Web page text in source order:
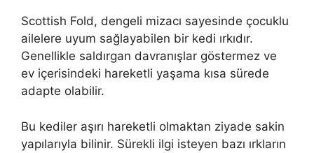
Scottish Fold, dengeli mizacı sayesinde çocuklu
ailelere uyum sağlayabilen bir kedi ırkıdır.
Genellikle saldırgan davranışlar göstermez ve
ev içerisindeki hareketli yaşama kısa sürede
adapte olabilir.
Bu kediler aşırı hareketli olmaktan ziyade sakin
yapılarıyla bilinir. Sürekli ilgi isteyen bazı ırkların